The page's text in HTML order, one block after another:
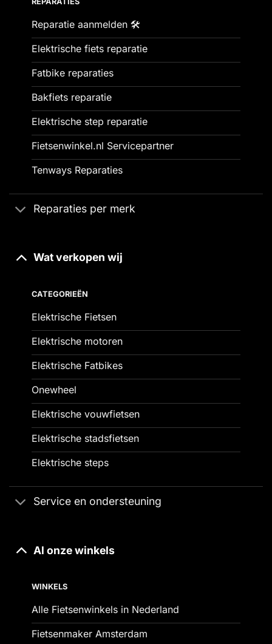
Reparatie aanmelden 🛠️
Elektrische fiets reparatie
Fatbike reparaties
Bakfiets reparatie
Elektrische step reparatie
Fietsenwinkel.nl Servicepartner
Tenways Reparaties
Reparaties per merk
Wat verkopen wij
CATEGORIEËN
Elektrische Fietsen
Elektrische motoren
Elektrische Fatbikes
Onewheel
Elektrische vouwfietsen
Elektrische stadsfietsen
Elektrische steps
Service en ondersteuning
Al onze winkels
WINKELS
Alle Fietsenwinkels in Nederland
Fietsenmaker Amsterdam